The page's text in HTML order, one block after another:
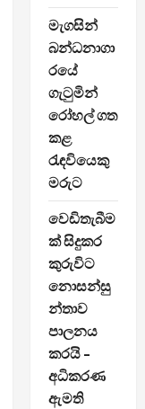
මැගසින්
බන්ධනාගා
රයේ
ගැටුමින්
රෝහල් ගත
කළ
රැඳවියෙකු
මරුට
වෙඩිතැබීම
ක් සිදුකර
කුරුවිට
නොසන්සු
න්තාව
පාලනය
කරයි –
අධිකරණ
ඇමති